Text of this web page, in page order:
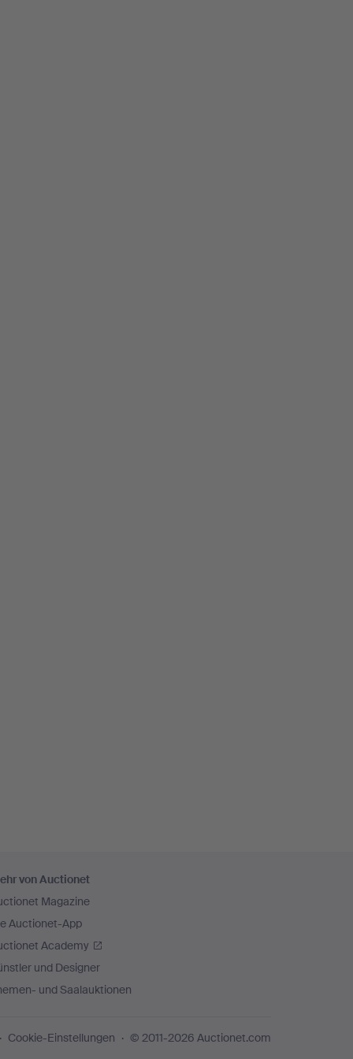
von Auctionet
Magazine
Auctionet-App
Academy
und Designer
und Saalauktionen
Cookie-Einstellungen © 2011-2026 Auctionet.com